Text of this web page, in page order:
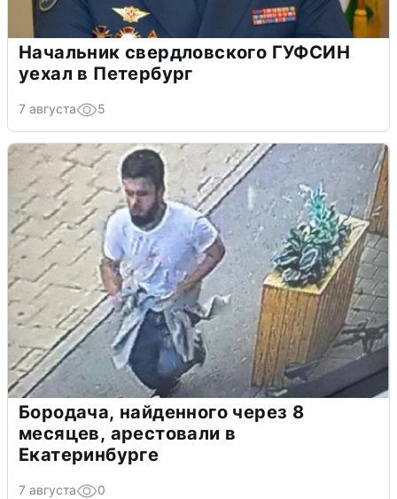
Начальник свердловского ГУФСИН
уехал в Петербург
7 августа 5
Бородача, найденного через 8
месяцев, арестовали в
Екатеринбурге
7 августа 0